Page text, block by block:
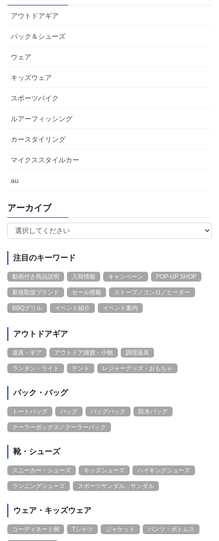
アウトドアギア
パック＆シューズ
ウェア
キッズウェア
スポーツバイク
ルアーフィッシング
カースタイリング
マイクススタイルカー
au
アーカイブ
注目のキーワード
動画付き商品説明 入荷情報 キャンペーン POP-UP SHOP
新規取扱ブランド セール情報 ストーブ／コンロ／ヒーター
BBQグリル イベント紹介 イベント案内
アウトドアギア
道具・ギア アウトドア雑貨・小物 調理器具
ランタン・ライト テント レジャーグッズ・おもちゃ
パック・バッグ
トートバッグ バッグ バッグパック 防水バッグ
クーラーボックス／クーラーバック
靴・シューズ
スニーカー・シューズ キッズシューズ ハイキングシューズ
ランニングシューズ スポーツサンダル、サンダル
ウェア・キッズウェア
コーディネート例 Tシャツ ジャケット パンツ・ボトムス